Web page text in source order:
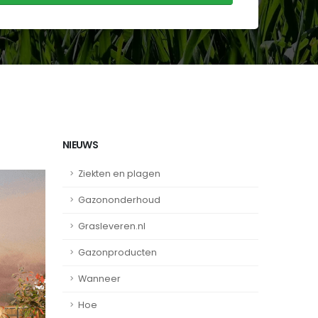
NIEUWS
Ziekten en plagen
Gazononderhoud
Grasleveren.nl
Gazonproducten
Wanneer
Hoe